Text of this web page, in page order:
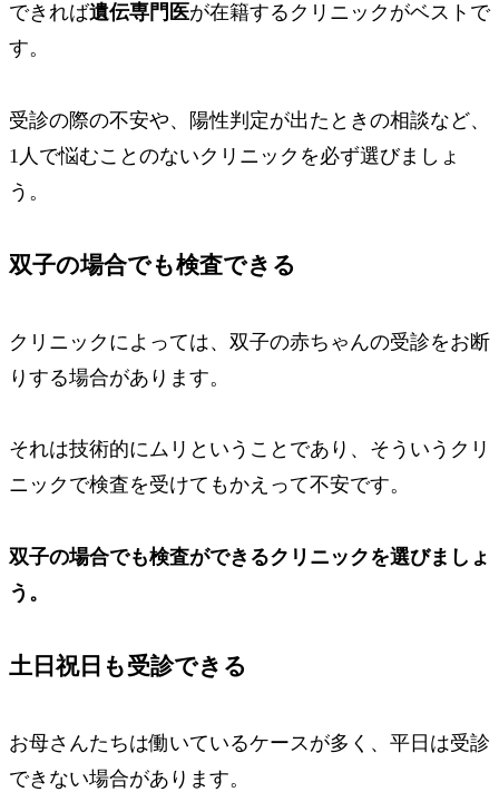
できれば遺伝専門医が在籍するクリニックがベストで
す。
受診の際の不安や、陽性判定が出たときの相談など、
1人で悩むことのないクリニックを必ず選びましょ
う。
双子の場合でも検査できる
クリニックによっては、双子の赤ちゃんの受診をお断
りする場合があります。
それは技術的にムリということであり、 そういうクリ
ニックで検査を受けてもかえって不安です。
双子の場合でも検査ができるクリニックを選びましょ
う。
土日祝日も受診できる
お母さんたちは働いているケースが多く、平日は受診
できない場合があります。